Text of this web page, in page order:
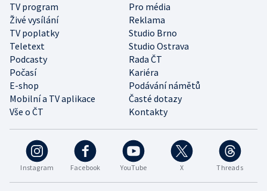
Instagram Facebook YouTube X Threads
TV program
Pro média
Živé vysílání
Reklama
TV poplatky
Studio Brno
Teletext
Studio Ostrava
Podcasty
Rada ČT
Počasí
Kariéra
E-shop
Podávání námětů
Mobilní a TV aplikace
Časté dotazy
Vše o ČT
Kontakty